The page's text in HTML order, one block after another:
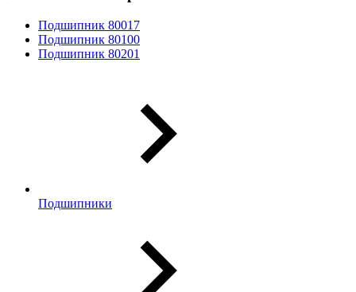
Подшипник 80017
Подшипник 80100
Подшипник 80201
Подшипники